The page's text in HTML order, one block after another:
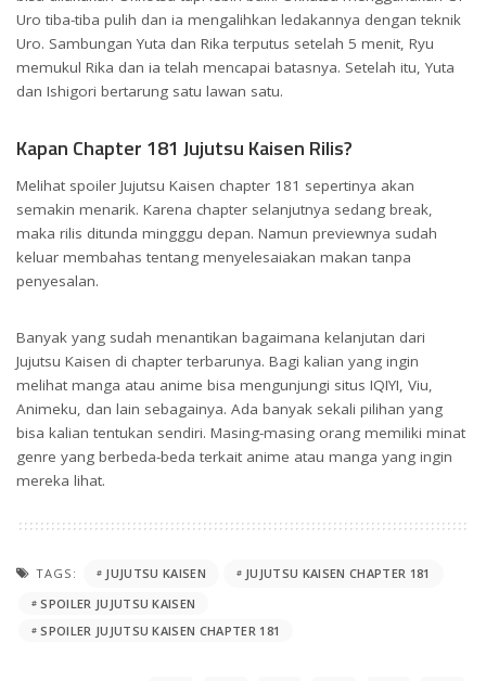
Uro tiba-tiba pulih dan ia mengalihkan ledakannya dengan teknik
Uro. Sambungan Yuta dan Rika terputus setelah 5 menit, Ryu
memukul Rika dan ia telah mencapai batasnya. Setelah itu, Yuta
dan Ishigori bertarung satu lawan satu.
Kapan Chapter 181 Jujutsu Kaisen Rilis?
Melihat spoiler Jujutsu Kaisen chapter 181 sepertinya akan
semakin menarik. Karena chapter selanjutnya sedang break,
maka rilis ditunda mingggu depan. Namun previewnya sudah
keluar membahas tentang menyelesaiakan makan tanpa
penyesalan.
Banyak yang sudah menantikan bagaimana kelanjutan dari
Jujutsu Kaisen di chapter terbarunya. Bagi kalian yang ingin
melihat manga atau anime bisa mengunjungi situs IQIYI, Viu,
Animeku, dan lain sebagainya. Ada banyak sekali pilihan yang
bisa kalian tentukan sendiri. Masing-masing orang memiliki minat
genre yang berbeda-beda terkait anime atau manga yang ingin
mereka lihat.
TAGS: JUJUTSU KAISEN
JUJUTSU KAISEN CHAPTER 181
SPOILER JUJUTSU KAISEN
SPOILER JUJUTSU KAISEN CHAPTER 181